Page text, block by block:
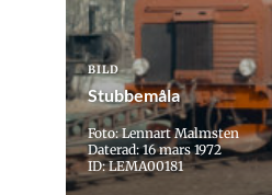
BILD
Stubbemåla
Foto: Lennart Malmsten
Daterad: 16 mars 1972
ID: LEMA00181